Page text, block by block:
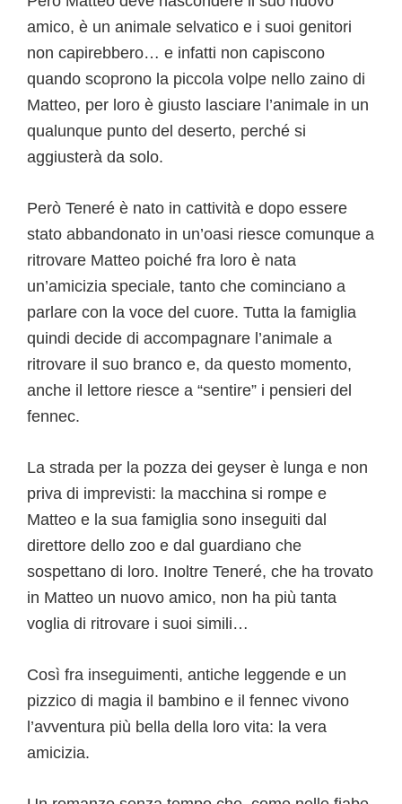
amico, è un animale selvatico e i suoi genitori
non capirebbero… e infatti non capiscono
quando scoprono la piccola volpe nello zaino di
Matteo, per loro è giusto lasciare l’animale in un
qualunque punto del deserto, perché si
aggiusterà da solo.
Però Teneré è nato in cattività e dopo essere
stato abbandonato in un’oasi riesce comunque a
ritrovare Matteo poiché fra loro è nata
un’amicizia speciale, tanto che cominciano a
parlare con la voce del cuore. Tutta la famiglia
quindi decide di accompagnare l’animale a
ritrovare il suo branco e, da questo momento,
anche il lettore riesce a “sentire” i pensieri del
fennec.
La strada per la pozza dei geyser è lunga e non
priva di imprevisti: la macchina si rompe e
Matteo e la sua famiglia sono inseguiti dal
direttore dello zoo e dal guardiano che
sospettano di loro. Inoltre Teneré, che ha trovato
in Matteo un nuovo amico, non ha più tanta
voglia di ritrovare i suoi simili…
Così fra inseguimenti, antiche leggende e un
pizzico di magia il bambino e il fennec vivono
l’avventura più bella della loro vita: la vera
amicizia.